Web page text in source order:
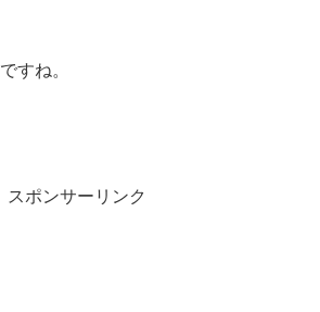
すね。
スポンサーリンク